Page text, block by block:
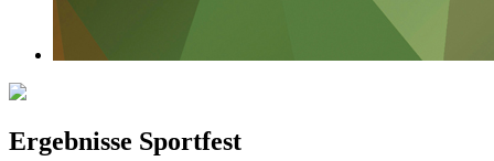
Ergebnisse Sportfest